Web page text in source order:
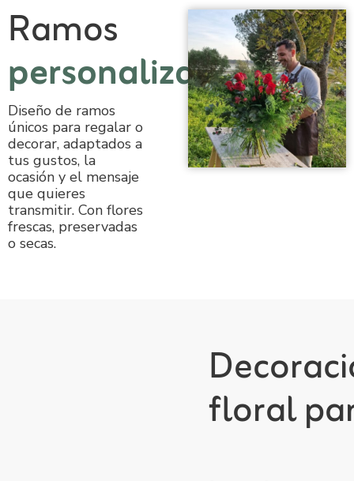
Ramos
personalizados
Diseño de ramos
únicos para regalar o
decorar, adaptados a
tus gustos, la
ocasión y el mensaje
que quieres
transmitir. Con flores
frescas, preservadas
o secas.
floral